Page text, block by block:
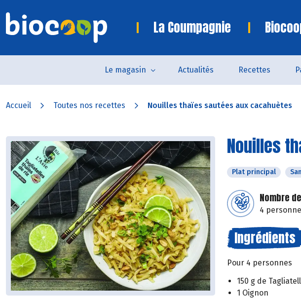
La Coumpagnie
Le magasin Actualités Recettes
Accueil Toutes nos recettes Nouilles thaïes sautées aux cacahuètes
Nouilles
Plat principal
Nombre
4
Ingrédients
Pour 4 personnes
150 g de
1 Oignon